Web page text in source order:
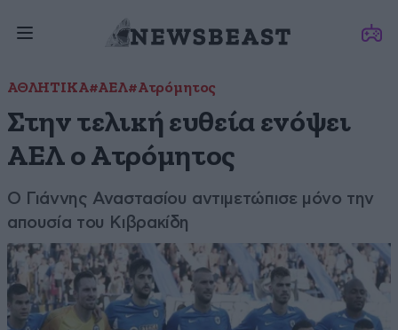
ΑΘΛΗΤΙΚΑ#ΑΕΛ#Ατρόμητος
Στην τελική ευθεία ενόψει
ΑΕΛ ο Ατρόμητος
Ο Γιάννης Αναστασίου αντιμετώπισε μόνο την
απουσία του Κιβρακίδη